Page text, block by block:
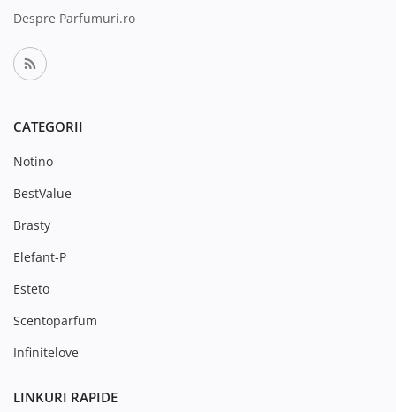
Despre Parfumuri.ro
CATEGORII
Notino
BestValue
Brasty
Elefant-P
Esteto
Scentoparfum
Infinitelove
LINKURI RAPIDE